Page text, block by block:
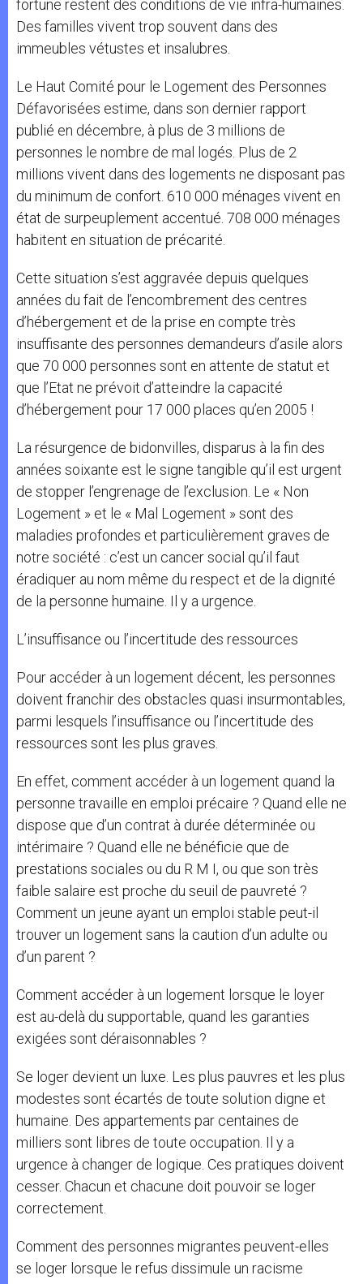
fortune restent des conditions de vie infra-humaines.
Des familles vivent trop souvent dans des
immeubles vétustes et insalubres.
Le Haut Comité pour le Logement des Personnes
Défavorisées estime, dans son dernier rapport
publié en décembre, à plus de 3 millions de
personnes le nombre de mal logés. Plus de 2
millions vivent dans des logements ne disposant pas
du minimum de confort. 610 000 ménages vivent en
état de surpeuplement accentué. 708 000 ménages
habitent en situation de précarité.
Cette situation s’est aggravée depuis quelques
années du fait de l’encombrement des centres
d’hébergement et de la prise en compte très
insuffisante des personnes demandeurs d’asile alors
que 70 000 personnes sont en attente de statut et
que l’Etat ne prévoit d’atteindre la capacité
d’hébergement pour 17 000 places qu’en 2005 !
La résurgence de bidonvilles, disparus à la fin des
années soixante est le signe tangible qu’il est urgent
de stopper l’engrenage de l’exclusion. Le « Non
Logement » et le « Mal Logement » sont des
maladies profondes et particulièrement graves de
notre société : c’est un cancer social qu’il faut
éradiquer au nom même du respect et de la dignité
de la personne humaine. Il y a urgence.
L’insuffisance ou l’incertitude des ressources
Pour accéder à un logement décent, les personnes
doivent franchir des obstacles quasi insurmontables,
parmi lesquels l’insuffisance ou l’incertitude des
ressources sont les plus graves.
En effet, comment accéder à un logement quand la
personne travaille en emploi précaire ? Quand elle ne
dispose que d’un contrat à durée déterminée ou
intérimaire ? Quand elle ne bénéficie que de
prestations sociales ou du R M I, ou que son très
faible salaire est proche du seuil de pauvreté ?
Comment un jeune ayant un emploi stable peut-il
trouver un logement sans la caution d’un adulte ou
d’un parent ?
Comment accéder à un logement lorsque le loyer
est au-delà du supportable, quand les garanties
exigées sont déraisonnables ?
Se loger devient un luxe. Les plus pauvres et les plus
modestes sont écartés de toute solution digne et
humaine. Des appartements par centaines de
milliers sont libres de toute occupation. Il y a
urgence à changer de logique. Ces pratiques doivent
cesser. Chacun et chacune doit pouvoir se loger
correctement.
Comment des personnes migrantes peuvent-elles
se loger lorsque le refus dissimule un racisme